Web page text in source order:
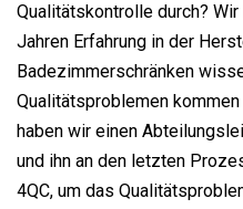
Qualitätskontrolle durch?
Jahren Erfahrung in der
Badezimmerschränken
Qualitätsproblemen
haben wir einen
und ihn an den letzten
4QC, um das